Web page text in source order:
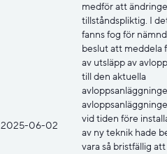
2025-06-02
medför att
tillståndspliktig. I
fanns fog för
beslut att meddela
av utsläpp av
till den aktuella
vid tiden före
av ny teknik hade
vara så bristfällig